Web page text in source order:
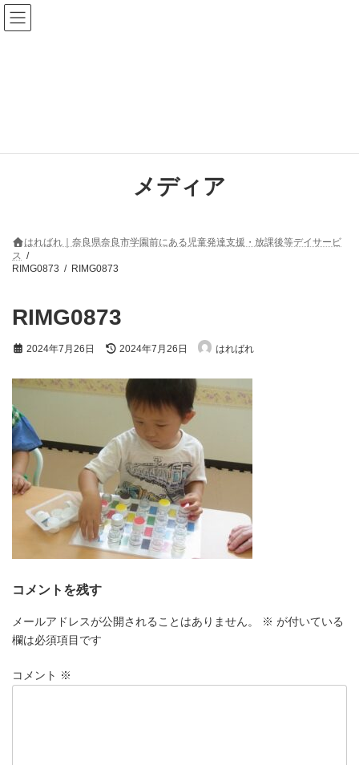
コ
ン
テ
ナ
ビ
ゲ
メディア
はればれ｜奈良県奈良市学園前にある児童発達支援・放課後等デイサービ
ス
RIMG0873
RIMG0873
RIMG0873
2024年7月26日
最
新
日
時
2024年7月26日 はればれ
コメントを残す
メールアドレスが公開されることはありません。 ※ が付いている
欄は必須項目です
コメント ※